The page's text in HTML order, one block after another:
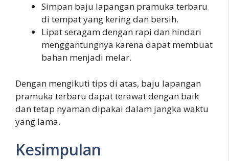
Simpan baju lapangan pramuka terbaru
di tempat yang kering dan bersih.
Lipat seragam dengan rapi dan hindari
menggantungnya karena dapat membuat
bahan menjadi melar.
Dengan mengikuti tips di atas, baju lapangan
pramuka terbaru dapat terawat dengan baik
dan tetap nyaman dipakai dalam jangka waktu
yang lama.
Kesimpulan